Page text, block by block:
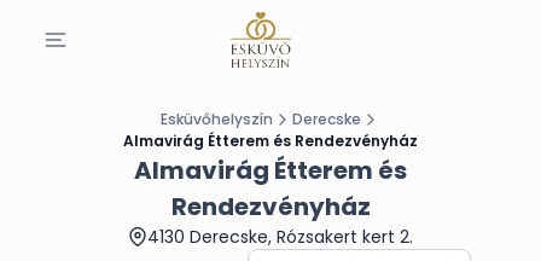
Esküvőhelyszín
Derecske
Almavirág Étterem és Rendezvényház
Almavirág Étterem és
Rendezvényház
4130 Derecske, Rózsakert kert 2.